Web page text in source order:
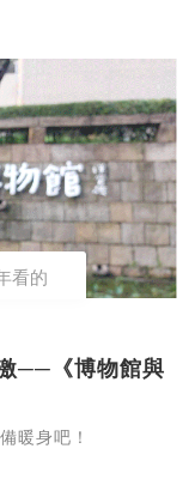
看的
──《博物館與
暖身吧！